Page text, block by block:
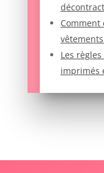
Les
imprimés